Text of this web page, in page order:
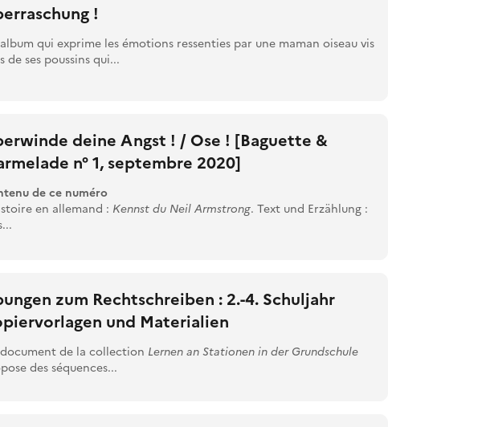
!
qui exprime les émotions ressenties par une maman oiseau vis
de ses poussins qui...
deine Angst ! / Ose ! [Baguette &
n° 1, septembre 2020]
de ce numéro
en allemand : Kennst du Neil Armstrong. Text und Erzählung :
zum Rechtschreiben : 2.-4. Schuljahr
und Materialien
de la collection Lernen an Stationen in der Grundschule
des séquences...